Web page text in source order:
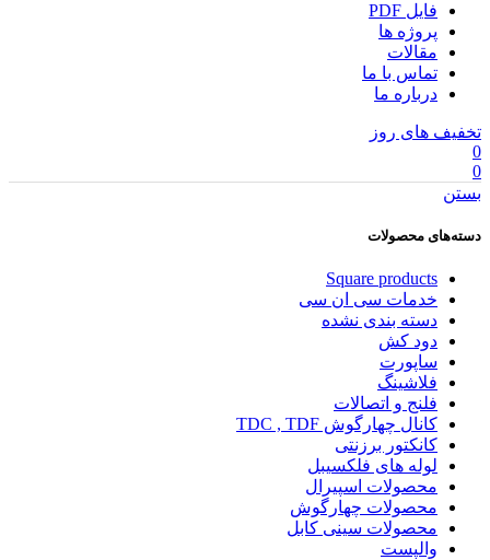
فایل PDF
پروژه ها
مقالات
تماس با ما
درباره ما
تخفیف های روز
0
0
بستن
دسته‌های محصولات
Square products
خدمات سی ان سی
دسته بندی نشده
دود کش
ساپورت
فلاشینگ
فلنج و اتصالات
کانال چهارگوش TDC , TDF
کانکتور برزنتی
لوله های فلکسیبل
محصولات اسپیرال
محصولات چهارگوش
محصولات سینی کابل
والپست